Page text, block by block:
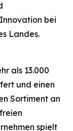
bei
Landes.
als 13.000
und einen
Sortiment an
spielt